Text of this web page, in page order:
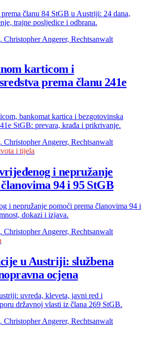
prema članu 84 StGB u Austriji: 24 dana,
trajne posljedice i odbrana.
Christopher Angerer, Rechtsanwalt
karticom i
prema članu 241e
bankomat kartica i bezgotovinska
StGB: prevara, krađa i prikrivanje.
Christopher Angerer, Rechtsanwalt
i tijela
i nepružanje
94 i 95 StGB
i nepružanje pomoći prema članovima 94 i
dokazi i izjava.
Christopher Angerer, Rechtsanwalt
u Austriji: službena
ocjena
uvreda, kleveta, javni red i
državnoj vlasti iz člana 269 StGB.
Christopher Angerer, Rechtsanwalt